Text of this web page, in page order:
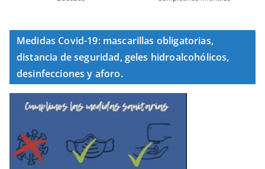
Medidas Covid-19: mascarillas obligatorias,
distancia de seguridad, geles hidroalcohólicos,
desinfecciones y aforo.